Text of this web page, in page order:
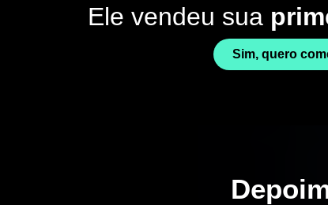
Ele vendeu sua
Sim, quero